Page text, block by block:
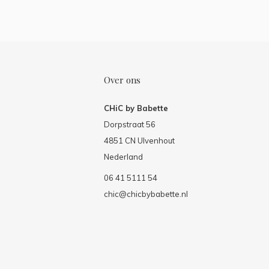
Over ons
CHiC by Babette
Dorpstraat 56
4851 CN Ulvenhout
Nederland
06 41 5111 54
chic@chicbybabette.nl